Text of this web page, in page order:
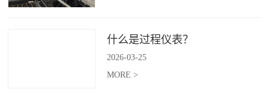
什么是过程仪表？
2026-03-25
MORE >